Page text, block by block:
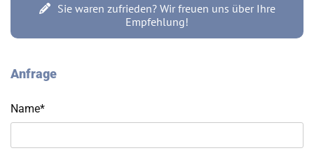
Sie waren zufrieden? Wir freuen uns über Ihre
Empfehlung!
Anfrage
Name*